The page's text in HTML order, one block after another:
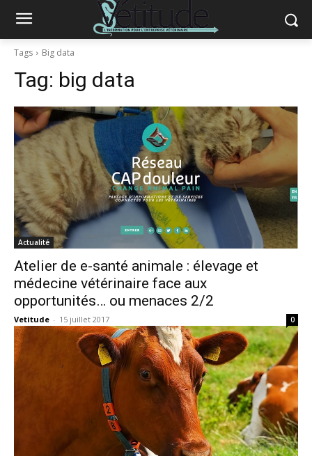
Tags Big data
Tag: big data
Actualité
Atelier de e-santé animale : élevage et
médecine vétérinaire face aux
opportunités… ou menaces 2/2
Vetitude - 15 juillet 2017 0